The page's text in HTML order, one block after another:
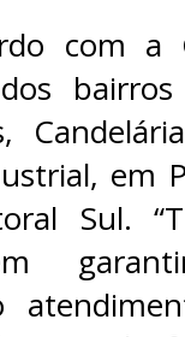
com a
em
Sul.